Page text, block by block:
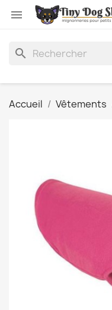

search
Accueil Vêtements